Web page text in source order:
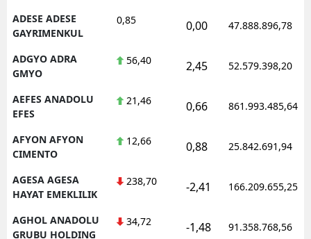
ADESE ADESE
GAYRIMENKUL
0,85 0,00 47.888.896,78
ADGYO ADRA
GMYO
56,40 2,45 52.579.398,20
AEFES ANADOLU
EFES
21,46 0,66 861.993.485,64
AFYON AFYON
CIMENTO
12,66 0,88 25.842.691,94
AGESA AGESA
HAYAT EMEKLILIK
238,70 -2,41 166.209.655,25
AGHOL ANADOLU
GRUBU HOLDING
34,72 -1,48 91.358.768,56